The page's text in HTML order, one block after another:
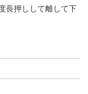
長押しして離して下